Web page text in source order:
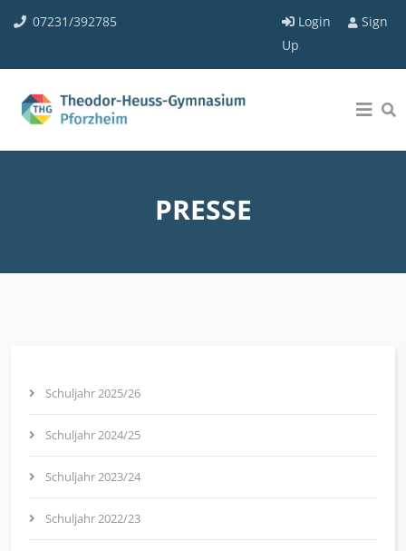
07231/392785 Login
Sign
Up
PRESSE
Schuljahr 2025/26
Schuljahr 2024/25
Schuljahr 2023/24
Schuljahr 2022/23